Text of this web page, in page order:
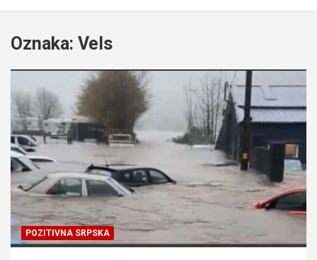
Oznaka: Vels
POZITIVNA SRPSKA